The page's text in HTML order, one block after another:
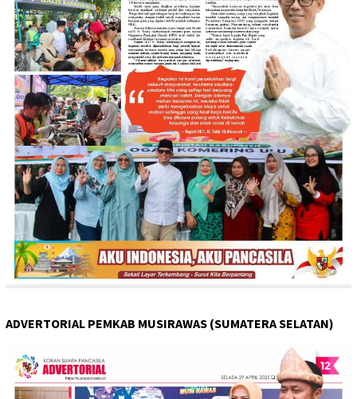
ADVERTORIAL PEMKAB MUSIRAWAS (SUMATERA SELATAN)